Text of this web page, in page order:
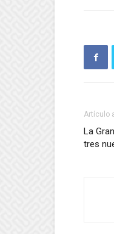
Artículo
La
tres